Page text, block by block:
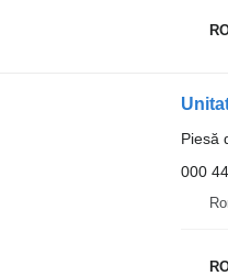
Piesă
000